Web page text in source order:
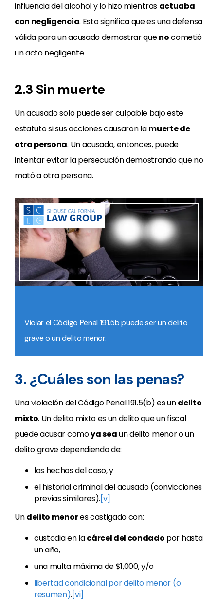
influencia del alcohol y lo hizo mientras actuaba
con negligencia. Esto significa que es una defensa
válida para un acusado demostrar quenocometió
un acto negligente.
2.3 Sin muerte
Un acusado solo puede ser culpable bajo este
estatuto si sus acciones causaron lamuerte de
otra persona. Un acusado, entonces, puede
intentar evitar la persecución demostrando que no
mató a otra persona.
Violar el Código Penal 191.5b puede ser un delito
grave o un delito menor.
3. ¿Cuáles son las penas?
Una violación del Código Penal 191.5(b) es undelito
mixto. Un delito mixto es un delito que un fiscal
puede acusar comoya seaun delito menor o un
delito grave dependiendo de:
los hechos del caso, y
el historial criminal del acusado (convicciones
previas similares).[v]
Undelito menores castigado con:
custodia en lacárcel del condado por hasta
un año,
una multa máxima de $1,000, y/o
libertad condicional por delito menor (o
resumen).[vi]